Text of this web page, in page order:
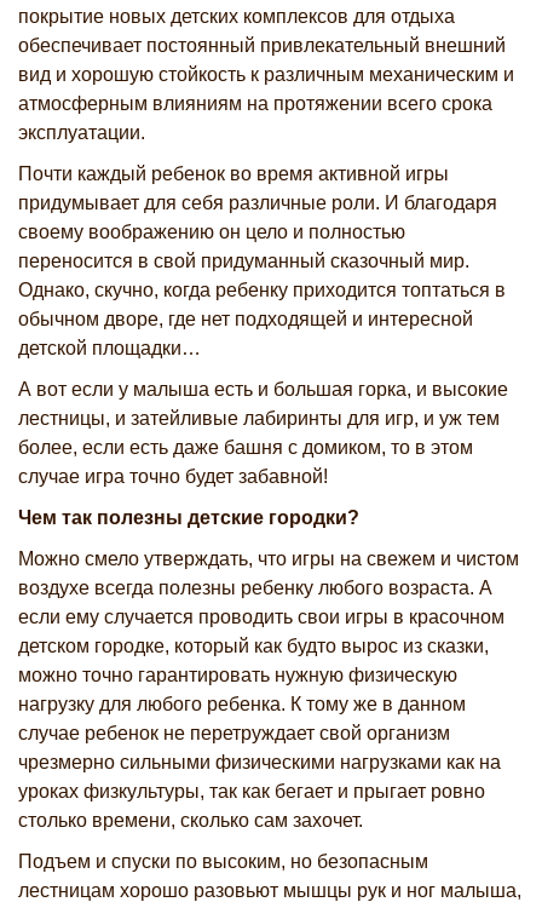
покрытие новых детских комплексов для отдыха
обеспечивает постоянный привлекательный внешний
вид и хорошую стойкость к различным механическим и
атмосферным влияниям на протяжении всего срока
эксплуатации.
Почти каждый ребенок во время активной игры
придумывает для себя различные роли. И благодаря
своему воображению он цело и полностью
переносится в свой придуманный сказочный мир.
Однако, скучно, когда ребенку приходится топтаться в
обычном дворе, где нет подходящей и интересной
детской площадки…
А вот если у малыша есть и большая горка, и высокие
лестницы, и затейливые лабиринты для игр, и уж тем
более, если есть даже башня с домиком, то в этом
случае игра точно будет забавной!
Чем так полезны детские городки?
Можно смело утверждать, что игры на свежем и чистом
воздухе всегда полезны ребенку любого возраста. А
если ему случается проводить свои игры в красочном
детском городке, который как будто вырос из сказки,
можно точно гарантировать нужную физическую
нагрузку для любого ребенка. К тому же в данном
случае ребенок не перетруждает свой организм
чрезмерно сильными физическими нагрузками как на
уроках физкультуры, так как бегает и прыгает ровно
столько времени, сколько сам захочет.
Подъем и спуски по высоким, но безопасным
лестницам хорошо разовьют мышцы рук и ног малыша,